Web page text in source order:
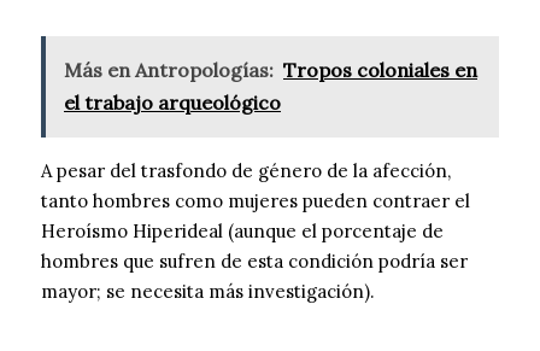
Más en Antropologías: Tropos coloniales en
el trabajo arqueológico
A pesar del trasfondo de género de la afección,
tanto hombres como mujeres pueden contraer el
Heroísmo Hiperideal (aunque el porcentaje de
hombres que sufren de esta condición podría ser
mayor; se necesita más investigación).